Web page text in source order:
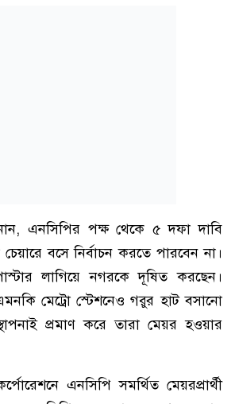
এনসিপির পক্ষ থেকে ৫ দফা দাবি
বসে নির্বাচন করতে পারবেন না।
লাগিয়ে নগরকে দূষিত করছেন।
মেট্রো স্টেশনেও গরুর হাট বসানো
প্রমাণ করে তারা মেয়র হওয়ার
এনসিপি সমর্থিত মেয়রপ্রার্থী